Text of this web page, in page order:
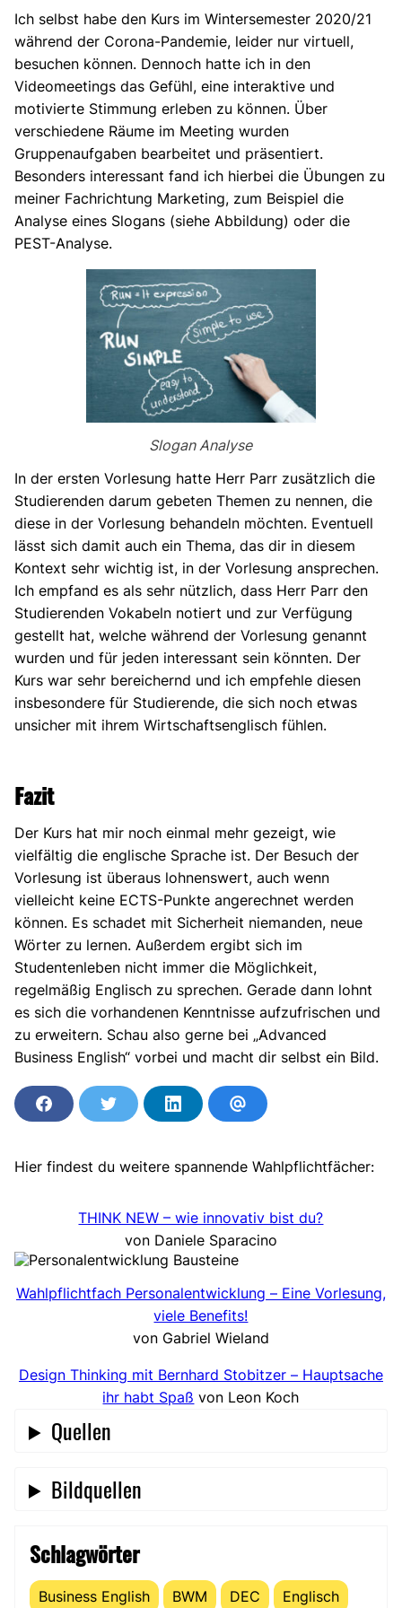
Ich selbst habe den Kurs im Wintersemester 2020/21
während der Corona-Pandemie, leider nur virtuell,
besuchen können. Dennoch hatte ich in den
Videomeetings das Gefühl, eine interaktive und
motivierte Stimmung erleben zu können. Über
verschiedene Räume im Meeting wurden
Gruppenaufgaben bearbeitet und präsentiert.
Besonders interessant fand ich hierbei die Übungen zu
meiner Fachrichtung Marketing, zum Beispiel die
Analyse eines Slogans (siehe Abbildung) oder die
PEST-Analyse.
Slogan Analyse
In der ersten Vorlesung hatte Herr Parr zusätzlich die
Studierenden darum gebeten Themen zu nennen, die
diese in der Vorlesung behandeln möchten. Eventuell
lässt sich damit auch ein Thema, das dir in diesem
Kontext sehr wichtig ist, in der Vorlesung ansprechen.
Ich empfand es als sehr nützlich, dass Herr Parr den
Studierenden Vokabeln notiert und zur Verfügung
gestellt hat, welche während der Vorlesung genannt
wurden und für jeden interessant sein könnten. Der
Kurs war sehr bereichernd und ich empfehle diesen
insbesondere für Studierende, die sich noch etwas
unsicher mit ihrem Wirtschaftsenglisch fühlen.
Fazit
Der Kurs hat mir noch einmal mehr gezeigt, wie
vielfältig die englische Sprache ist. Der Besuch der
Vorlesung ist überaus lohnenswert, auch wenn
vielleicht keine ECTS-Punkte angerechnet werden
können. Es schadet mit Sicherheit niemanden, neue
Wörter zu lernen. Außerdem ergibt sich im
Studentenleben nicht immer die Möglichkeit,
regelmäßig Englisch zu sprechen. Gerade dann lohnt
es sich die vorhandenen Kenntnisse aufzufrischen und
zu erweitern. Schau also gerne bei „Advanced
Business English“ vorbei und macht dir selbst ein Bild.
b
o
e
e
i
t
e
i
l
A
L
n
k
e
d
n
e
i
E
M
a
t
l
e
Hier findest du weitere spannende Wahlpflichtfächer:
THINK NEW – wie innovativ bist du?
von Daniele Sparacino
Wahlpflichtfach Personalentwicklung – Eine Vorlesung,
viele Benefits!
von Gabriel Wieland
Design Thinking mit Bernhard Stobitzer – Hauptsache
ihr habt Spaß von Leon Koch
Quellen
Bildquellen
Schlagwörter
Business English BWM DEC Englisch